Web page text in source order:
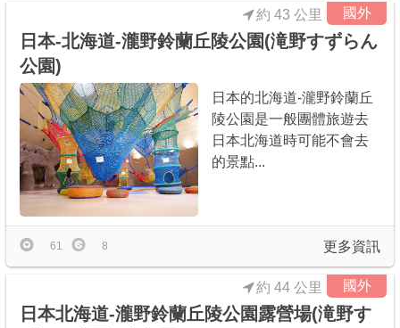
國外
約 43 公里
日本-北海道-瀧野鈴蘭丘陵公園(滝野すずらん
公園)
日本的北海道-瀧野鈴蘭丘
陵公園是一般團體旅遊去
日本北海道時可能不會去
的景點...
更多資訊
61 8
國外
約 44 公里
日本北海道-瀧野鈴蘭丘陵公園露營場(滝野す